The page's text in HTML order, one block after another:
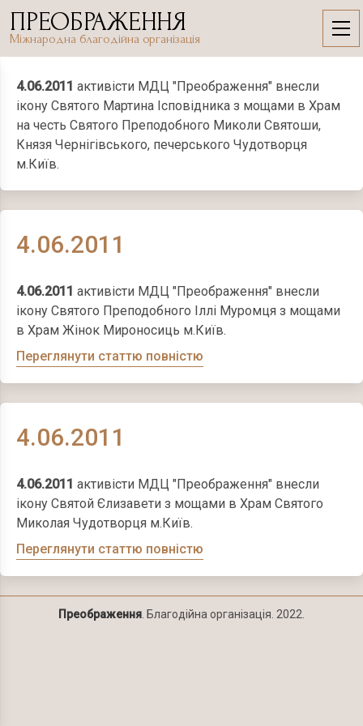
Skip
content
ПРЕОБРАЖЕННЯ
Міжнародна благодійна організація
4.06.2011
4.06.2011 активісти МДЦ "Преображення" внесли
ікону Святого Мартина Ісповідника з мощами в Храм
на честь Святого Преподобного Миколи Святоши,
Князя Чернігівського, печерського Чудотворця
м.Київ.
4.06.2011
4.06.2011 активісти МДЦ "Преображення" внесли
ікону Святого Преподобного Іллі Муромця з мощами
в Храм Жінок Мироносиць м.Київ.
Переглянути статтю повністю
4.06.2011
4.06.2011 активісти МДЦ "Преображення" внесли
ікону Святой Єлизавети з мощами в Храм Святого
Миколая Чудотворця м.Київ.
Переглянути статтю повністю
Преображення . Благодійна організація. 2022.